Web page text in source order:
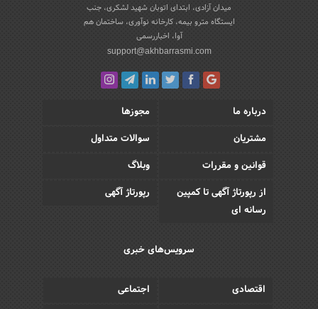
میدان آزادی، ابتدای اتوبان شهید لشکری، جنب
ایستگاه مترو بیمه، کارخانه نوآوری، ساختمان هم
آوا، اخباررسمی
support@akhbarrasmi.com
درباره ما
مجوزها
مشتریان
سوالات متداول
قوانین و مقررات
وبلاگ
از رپورتاژ آگهی تا کمپین
رسانه ای
رپورتاژ آگهی
سرویس‌های خبری
اقتصادی اجتماعی